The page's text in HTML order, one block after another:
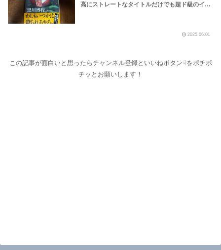
高にストレートなタイトルだけでも超ド級のイン
2025.06.01
この記事が面白いと思ったらチャンネル登録といいねボタン☟をポチポ
チッとお願いします！